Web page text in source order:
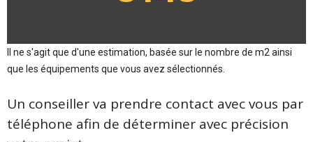
Il ne s'agit que d'une estimation, basée sur le nombre de m2 ainsi
que les équipements que vous avez sélectionnés.
Un conseiller va prendre contact avec vous par
téléphone afin de déterminer avec précision